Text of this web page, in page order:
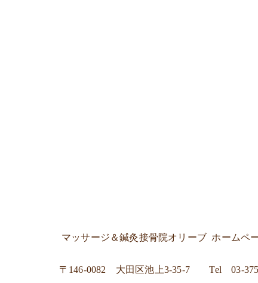
マッサージ＆鍼灸接骨院オリーブ ホームペ
〒 146-0082 大田区池上3-35-7 Tel03-